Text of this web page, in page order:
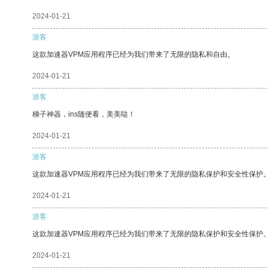
2024-01-21
游客
这款加速器VPM应用程序已经为我们带来了无限的隐私和自由。
2024-01-21
游客
梯子神器，ins随便看，美美哒！
2024-01-21
游客
这款加速器VPM应用程序已经为我们带来了无限的隐私保护和安全性保护
2024-01-21
游客
这款加速器VPM应用程序已经为我们带来了无限的隐私保护和安全性保护
2024-01-21